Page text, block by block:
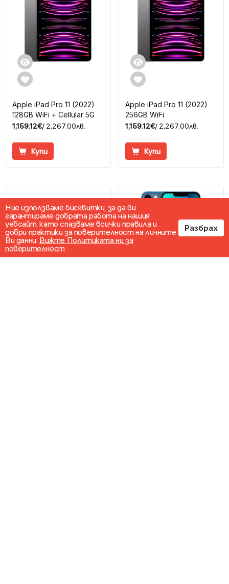
Apple iPad Pro 11 (2022)
128GB WiFi + Cellular 5G
1,159.12€/ 2,267.00лв.
Купи
Apple iPad Pro 11 (2022)
256GB WiFi
1,159.12€/ 2,267.00лв.
Купи
Ние използваме бисквитки, за да ви
гарантираме добрата работа на нашия
уебсайт, като спазваме всички правила и
добри практики за поверителност на личните
Ви данни. Вижте Политиката ни за
поверителност
Разбрах